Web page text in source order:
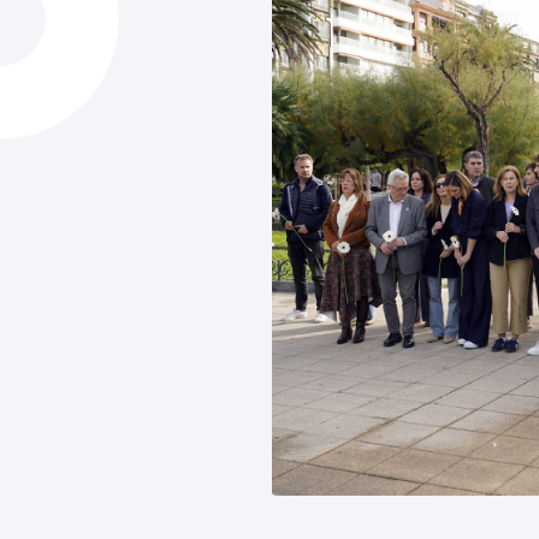
Albisteak
Abisuak
Kultur